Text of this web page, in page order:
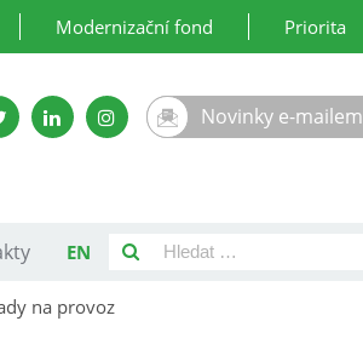
Modernizační fond Priorita
Novinky e-mailem
EN
na provoz